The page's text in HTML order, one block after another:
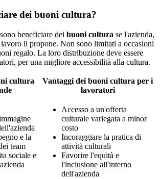
dei buoni cultura?
beneficiare dei buoni cultura se l'azienda,
li propone. Non sono limitati a occasioni
regalo. La loro distribuzione deve essere
per una migliore accessibilità alla cultura.
cultura
Vantaggi dei buoni cultura per i
lavoratori
e la
team
sociale e
Accesso a un'offerta
culturale variegata a minor
costo
Incoraggiare la pratica di
attività culturali
Favorire l'equità e
l'inclusione all'interno
dell'azienda